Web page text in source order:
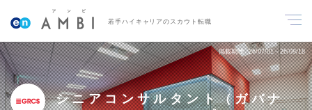
若手ハイキャリアのスカウト転職
掲載期間 26/07/01～26/08/18
シニアコンサルタント（ガバナ